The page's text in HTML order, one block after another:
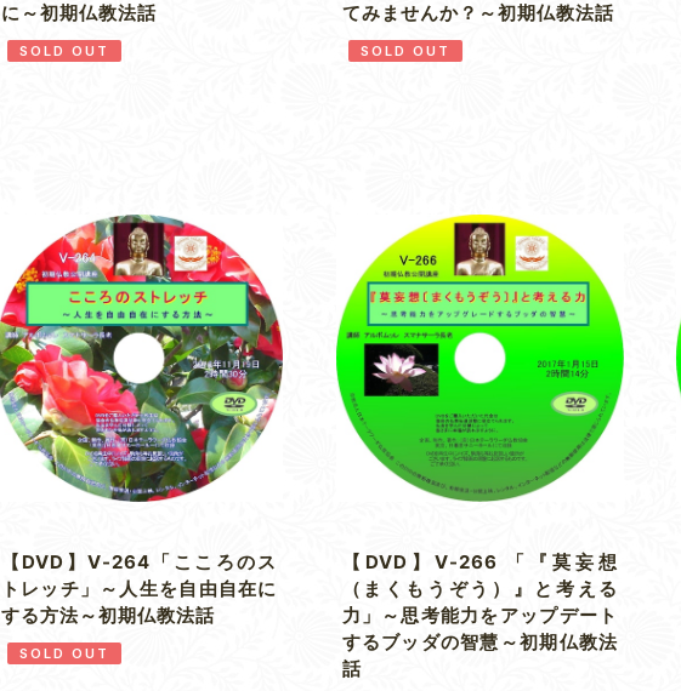
に～初期仏教法話
SOLD OUT
てみませんか？～初期仏教法話
SOLD OUT
【DVD】V-264「こころのス
トレッチ」～人生を自由自在に
する方法～初期仏教法話
SOLD OUT
【DVD】V-266 「『莫妄想
（まくもうぞう）』と考える
力」～思考能力をアップデート
するブッダの智慧～初期仏教法
話